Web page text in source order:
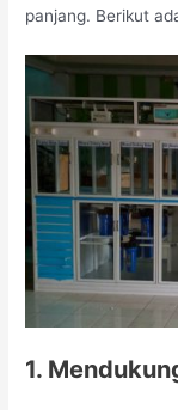
panjang. Berikut
1.